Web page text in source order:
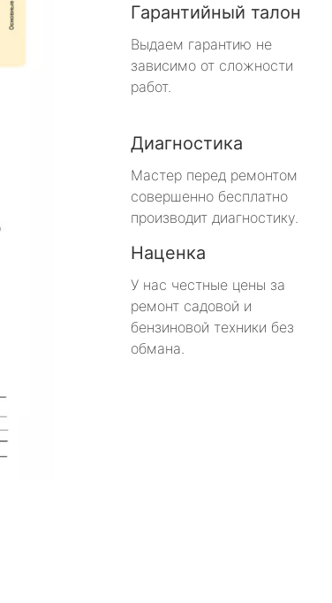
Гарантийный талон
Выдаем гарантию не
зависимо от сложности
работ.
Диагностика
Мастер перед ремонтом
совершенно бесплатно
производит диагностику.
Наценка
У нас честные цены за
ремонт садовой и
бензиновой техники без
обмана.